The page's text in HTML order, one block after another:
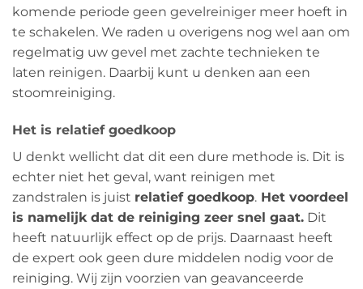
komende periode geen gevelreiniger meer hoeft in
te schakelen. We raden u overigens nog wel aan om
regelmatig uw gevel met zachte technieken te
laten reinigen. Daarbij kunt u denken aan een
stoomreiniging.
Het is relatief goedkoop
U denkt wellicht dat dit een dure methode is. Dit is
echter niet het geval, want reinigen met
zandstralen is juist relatief goedkoop. Het voordeel
is namelijk dat de reiniging zeer snel gaat. Dit
heeft natuurlijk effect op de prijs. Daarnaast heeft
de expert ook geen dure middelen nodig voor de
reiniging. Wij zijn voorzien van geavanceerde